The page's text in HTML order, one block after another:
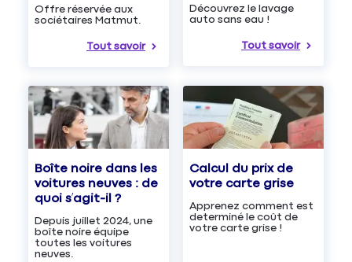
Offre réservée aux
sociétaires Matmut.
Tout savoir
Découvrez le lavage
auto sans eau !
Tout savoir
Boîte noire dans les
voitures neuves : de
quoi s’agit-il ?
Depuis juillet 2024, une
boîte noire équipe
toutes les voitures
neuves.
Calcul du prix de
votre carte grise
Apprenez comment est
determiné le coût de
votre carte grise !